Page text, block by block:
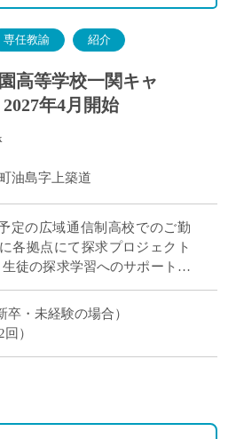
専任教諭 紹介
高等学校一関キャ
年4月開始
油島字上築道
定の広域通信制高校でのご勤
各拠点にて探求プロジェクト
徒の探求学習へのサポートに
、積極的にご応募ください！
拠点への出張が […]
卒・未経験の場合）
）